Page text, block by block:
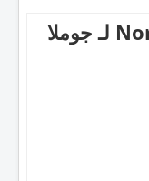
ترجمة Norwegian Bokmål لـ جوملا